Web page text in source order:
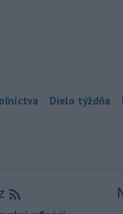
Dielo týždňa